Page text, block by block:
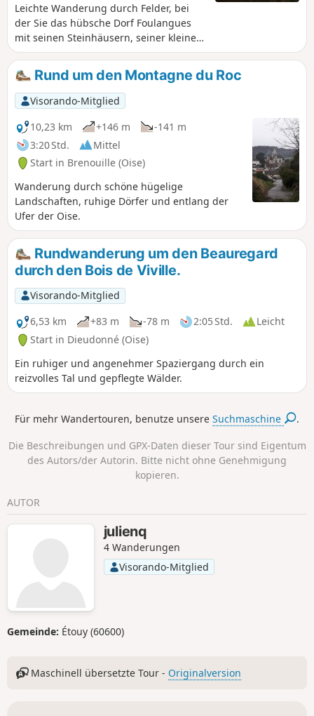
Leichte Wanderung durch Felder, bei
der Sie das hübsche Dorf Foulangues
mit seinen Steinhäusern, seiner kleinen
Kirche und dem Pavillon du Tillet, einem
Fachwerkhaus, entdecken können.
Rund um den Montagne du Roc
Visorando-Mitglied
10,23 km
+146 m
-141 m
3:20 Std.
Mittel
Start in Brenouille (Oise)
Wanderung durch schöne hügelige
Landschaften, ruhige Dörfer und entlang der
Ufer der Oise.
Rundwanderung um den Beauregard
durch den Bois de Viville.
Visorando-Mitglied
6,53 km
+83 m -78 m 2:05 Std.
Leicht
Start in Dieudonné (Oise)
Ein ruhiger und angenehmer Spaziergang durch ein
reizvolles Tal und gepflegte Wälder.
Für mehr Wandertouren, benutze unsereSuchmaschine .
Die Beschreibungen und GPX-Daten dieser Tour sind Eigentum
des Autors/der Autorin. Bitte nicht ohne Genehmigung
kopieren.
AUTOR
julienq
4 Wanderungen
Visorando-Mitglied
Gemeinde: Étouy (60600)
Maschinell übersetzte Tour - Originalversion